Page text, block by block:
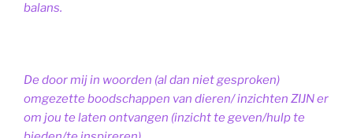
balans.
De door mij in woorden (al dan niet gesproken)
omgezette boodschappen van dieren/ inzichten ZIJN er
om jou te laten ontvangen (inzicht te geven/hulp te